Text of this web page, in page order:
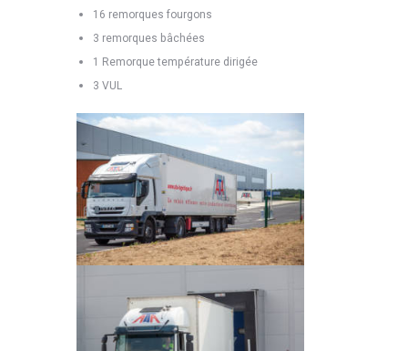
16 remorques fourgons
3 remorques bâchées
1 Remorque température dirigée
3 VUL